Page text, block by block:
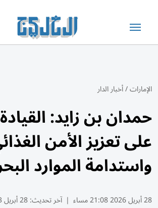
الإمارات/أخبار الدار
حمدان بن زايد:
على تعزيز الأمن
واستدامة الموارد
28 أبريل 2026 21:08 مساء | آخر تحديث:28 أبريل 21:23 2026